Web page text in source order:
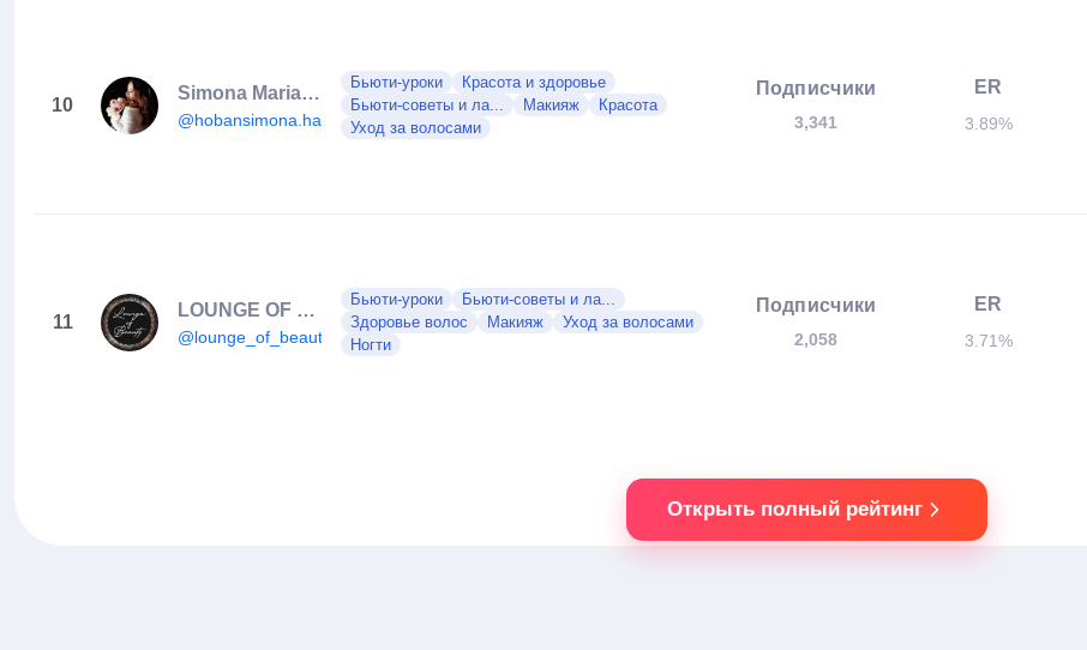
10
Simona Maria Hoban
@hobansimona.hairdresser
Бьюти-уроки
Красота и здоровье
Бьюти-советы и ла...
Макияж
Красота
Уход за волосами
Подписчики
3,341
ER
3.89%
11
LOUNGE OF BEAUTY
@lounge_of_beauty_
Бьюти-уроки
Бьюти-советы и ла...
Здоровье волос
Макияж
Уход за волосами
Ногти
Подписчики
2,058
ER
3.71%
Открыть полный рейтинг